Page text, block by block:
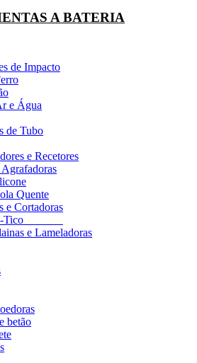
A BATERIA
de Impacto
e Água
de Tubo
e Recetores
Agrafadoras
Quente
e Cortadoras
Tico
e Lameladoras
betão